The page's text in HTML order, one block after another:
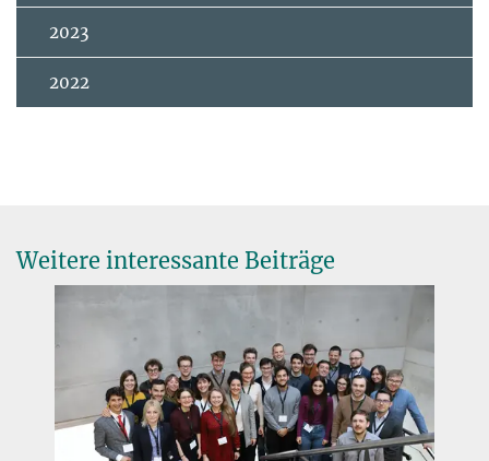
2023
2022
Weitere interessante Beiträge